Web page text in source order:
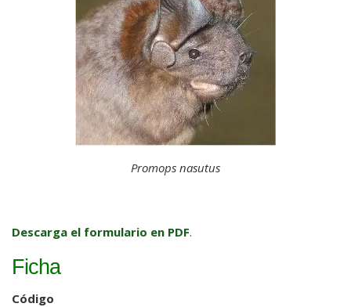
Promops nasutus
Descarga el formulario en PDF.
Ficha
Código